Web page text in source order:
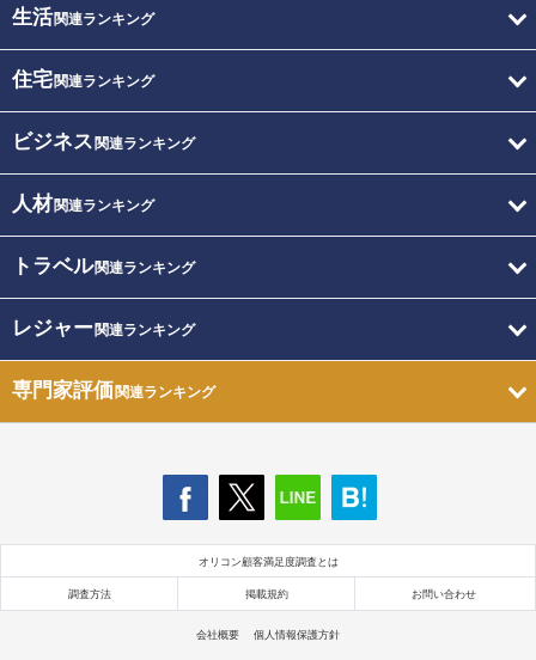
生活関連ランキング
住宅関連ランキング
ビジネス 関連ランキング
人材関連ランキング
トラベル関連ランキング
レジャー関連ランキング
専門家評価関連ランキング
オリコン顧客満足度調査とは
調査方法 掲載規約 お問い合わせ
会社概要 個人情報保護方針